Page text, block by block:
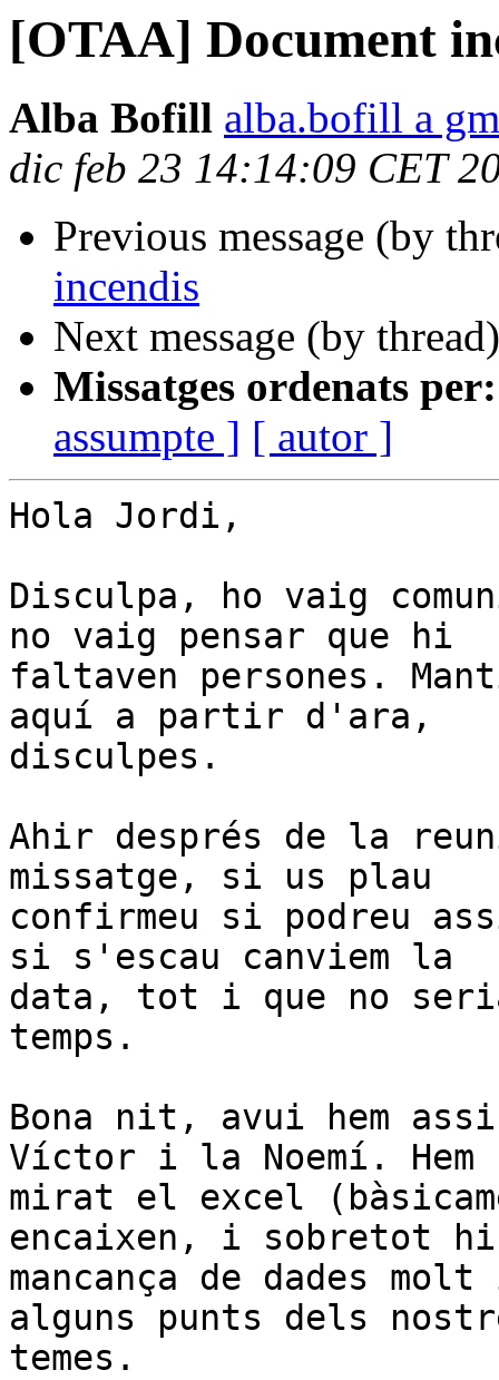
[OTAA] Document
Alba Bofill alba.bofill a
dic feb 23 14:14:09 CET
Previous message (by
incendis
Next message (by
Missatges ordenats per:
assumpte ] [ autor ]
Hola Jordi,
Disculpa, ho vaig
no vaig pensar que hi
faltaven persones.
aquí a partir d'ara,
disculpes.
Ahir després de la
missatge, si us plau
confirmeu si podreu
si s'escau canviem la
data, tot i que no
temps.
Bona nit, avui hem
Víctor i la Noemí. Hem
mirat el excel
encaixen, i sobretot hi
mancança de dades
alguns punts dels
temes.